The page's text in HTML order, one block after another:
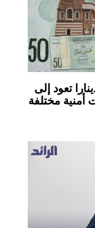
من عام على سحبها.. الـ50 دينارا تعود إلى
أمنية مختلفة